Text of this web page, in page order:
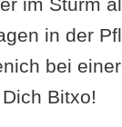
in der
bei
Bitxo!